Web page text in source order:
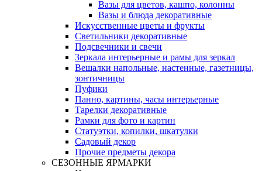
Вазы для цветов, кашпо, колонны
Вазы и блюда декоративные
Искусственные цветы и фрукты
Светильники декоративные
Подсвечники и свечи
Зеркала интерьерные и рамы для зеркал
Вешалки напольные, настенные, газетницы,
зонтичницы
Пуфики
Панно, картины, часы интерьерные
Тарелки декоративные
Рамки для фото и картин
Статуэтки, копилки, шкатулки
Садовый декор
Прочие предметы декора
СЕЗОННЫЕ ЯРМАРКИ